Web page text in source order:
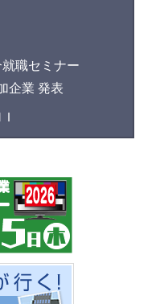
就職セミナー
企業 発表